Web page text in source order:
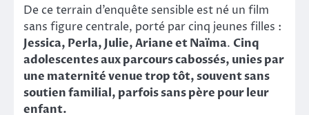
De ce terrain d’enquête sensible est né un film
sans figure centrale, porté par cinq jeunes filles :
Jessica, Perla, Julie, Ariane et Naïma. Cinq
adolescentes aux parcours cabossés, unies par
une maternité venue trop tôt, souvent sans
soutien familial, parfois sans père pour leur
enfant.